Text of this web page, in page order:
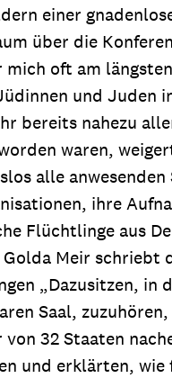
einer
über die
mich oft am
und Juden
bereits nahezu
waren,
alle
ihre
Flüchtlinge aus
Meir schriebt
„Dazusitzen, in
Saal,
32 Staaten
und erklärten,